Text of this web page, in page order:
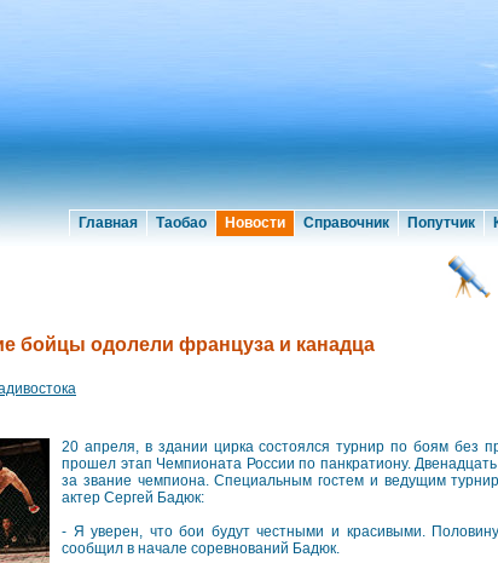
Главная Таобао Новости Справочник Попутчик
бойцы одолели француза и канадца
20 апреля, в здании цирка состоялся турнир по боям без
прошел этап Чемпионата России по панкратиону.
за звание чемпиона. Специальным гостем и ведущим
актер Сергей Бадюк:
- Я уверен, что бои будут честными и красивыми.
сообщил в начале соревнований Бадюк.